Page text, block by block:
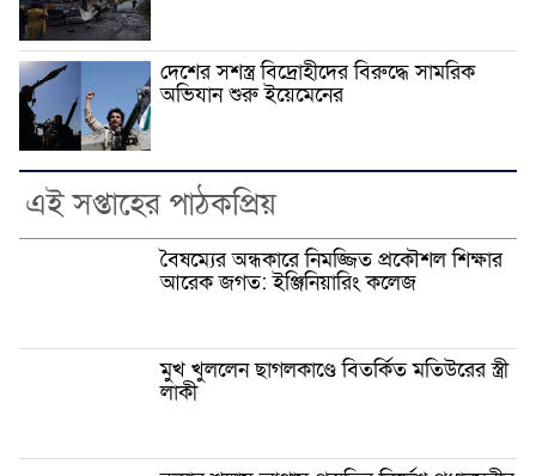
দেশের সশস্ত্র বিদ্রোহীদের বিরুদ্ধে সামরিক
অভিযান শুরু ইয়েমেনের
এই সপ্তাহের পাঠকপ্রিয়
বৈষম্যের অন্ধকারে নিমজ্জিত প্রকৌশল শিক্ষার
আরেক জগত: ইঞ্জিনিয়ারিং কলেজ
মুখ খুললেন ছাগলকাণ্ডে বিতর্কিত মতিউরের স্ত্রী
লাকী